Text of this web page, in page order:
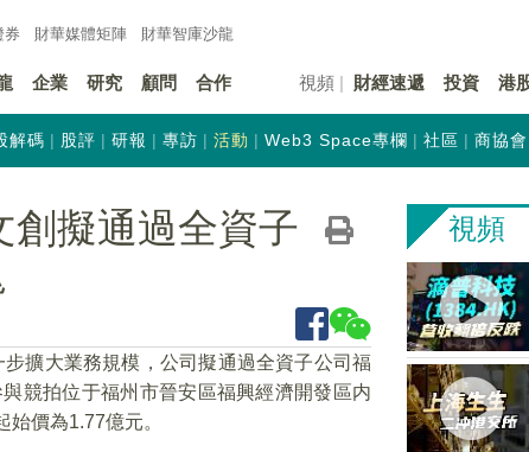
券 財華媒體矩陣 財華智庫沙龍
企業 研究 顧問 合作 視頻 財經速遞 投資 港
解碼 股評 研報 專訪 活動 Web3 Space專欄 社區 商協會
創擬通過全資子
擴大業務規模，公司擬通過全資子公司福
競拍位于福州市晉安區福興經濟開發區内
價為1.77億元。
視頻